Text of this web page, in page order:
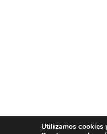
Utilizamos cookies